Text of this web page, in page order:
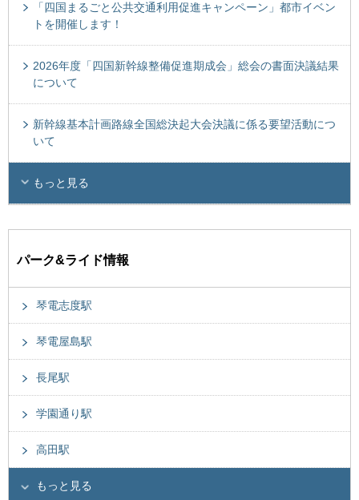
「四国まるごと公共交通利用促進キャンペーン」都市イベン
トを開催します！
2026年度「四国新幹線整備促進期成会」総会の書面決議結果
について
新幹線基本計画路線全国総決起大会決議に係る要望活動につ
いて
もっと見る
パーク&ライド情報
琴電志度駅
琴電屋島駅
長尾駅
学園通り駅
高田駅
もっと見る